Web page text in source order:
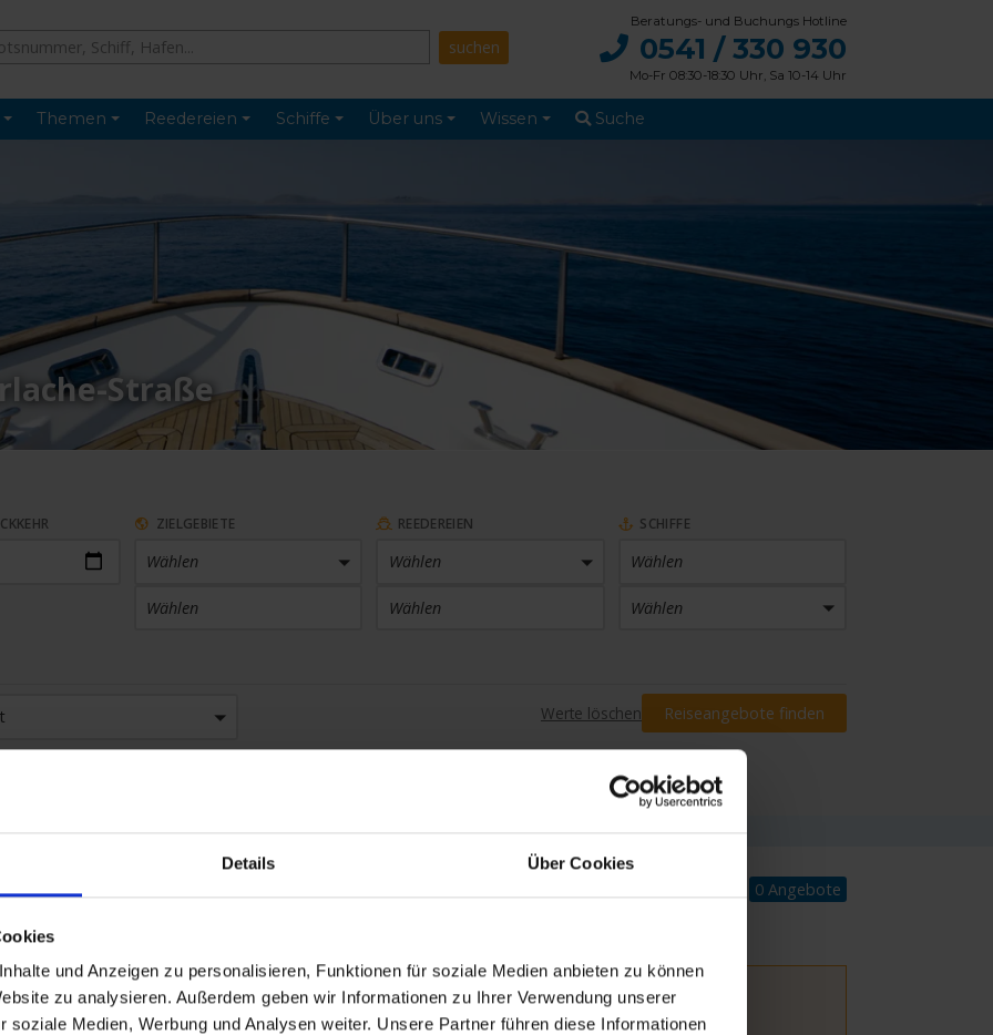
Details Über Cookies
und Anzeigen zu personalisieren, Funktionen für soziale Medien anbieten zu können
zu analysieren. Außerdem geben wir Informationen zu Ihrer Verwendung unserer
soziale Medien, Werbung und Analysen weiter. Unsere Partner führen diese Informationen
Beratungs- und Buchungs Hotline
0541 / 330 930
Mo-Fr 08:30-18:30 Uhr, Sa 10-14 Uhr
Themen Reedereien Schiffe Über uns Wissen Suche
Straße
ZIELGEBIETE
Wählen
Wählen
REEDEREIEN
Wählen
Wählen
SCHIFFE
Wählen
Wählen
Wählen
PREIS
Preis eingrenzen
Wählen
INKLUSIVLEISTUNGEN
Wählen
Werte löschen Reiseangebote finden
0 Angebote